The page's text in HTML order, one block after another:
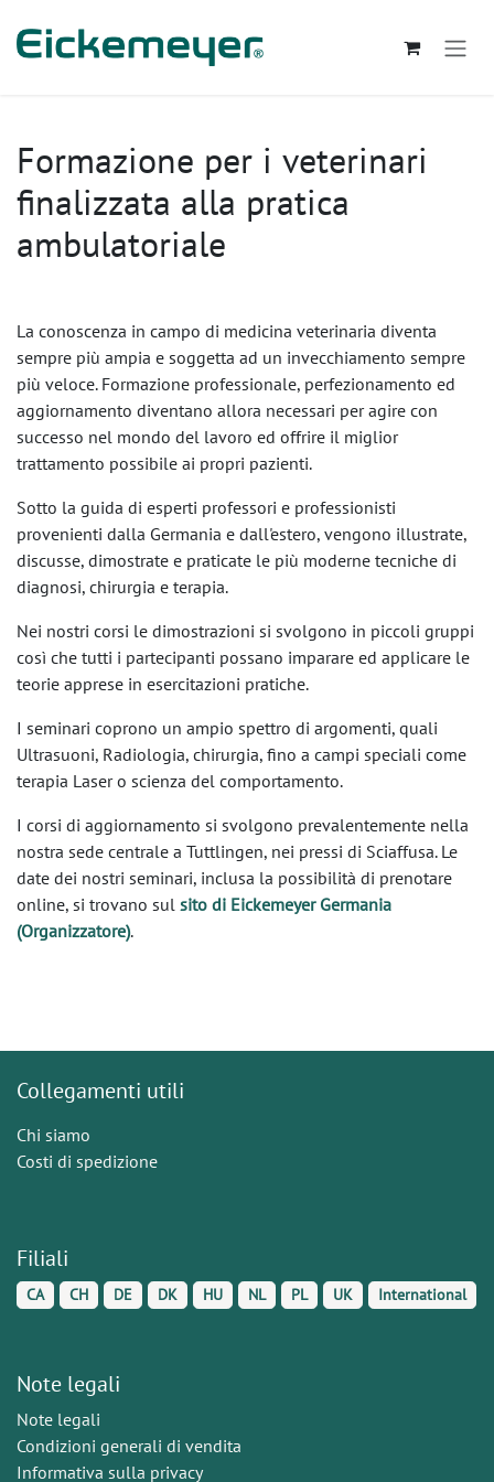
Formazione per i veterinari
finalizzata alla pratica
ambulatoriale
La conoscenza in campo di medicina veterinaria diventa
sempre più ampia e soggetta ad un invecchiamento sempre
più veloce. Formazione professionale, perfezionamento ed
aggiornamento diventano allora necessari per agire con
successo nel mondo del lavoro ed offrire il miglior
trattamento possibile ai propri pazienti.
Sotto la guida di esperti professori e professionisti
provenienti dalla Germania e dall'estero, vengono illustrate,
discusse, dimostrate e praticate le più moderne tecniche di
diagnosi, chirurgia e terapia.
Nei nostri corsi le dimostrazioni si svolgono in piccoli gruppi
così che tutti i partecipanti possano imparare ed applicare le
teorie apprese in esercitazioni pratiche.
I seminari coprono un ampio spettro di argomenti, quali
Ultrasuoni, Radiologia, chirurgia, fino a campi speciali come
terapia Laser o scienza del comportamento.
I corsi di aggiornamento si svolgono prevalentemente nella
nostra sede centrale a Tuttlingen, nei pressi di Sciaffusa. Le
date dei nostri seminari, inclusa la possibilità di prenotare
online, si trovano sul sito di Eickemeyer Germania
(Organizzatore).
Collegamenti utili
Chi siamo
Costi di spedizione
Filiali
CA CH DE DK HU NL PL UK International
Note legali
Note legali
Condizioni generali di vendita
Informativa sulla privacy